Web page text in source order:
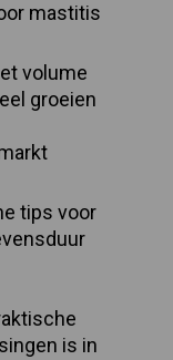
mastitis
volume
groeien
tips voor
is in